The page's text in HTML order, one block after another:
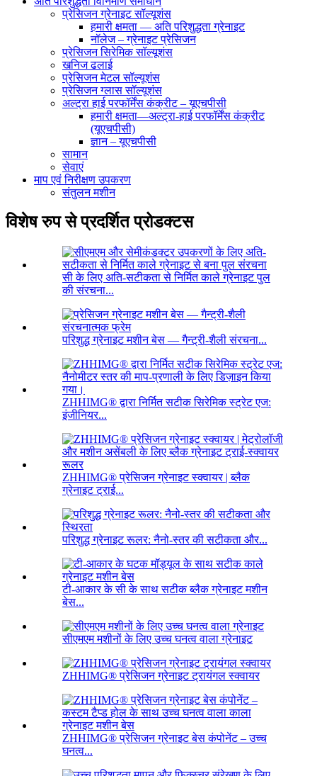
प्रेसिजन ग्रेनाइट सॉल्यूशंस
हमारी क्षमता — अति परिशुद्धता ग्रेनाइट
नॉलेज – ग्रेनाइट प्रेसिजन
प्रेसिजन सिरेमिक सॉल्यूशंस
खनिज ढलाई
प्रेसिजन मेटल सॉल्यूशंस
प्रेसिजन ग्लास सॉल्यूशंस
अल्ट्रा हाई परफॉर्मेंस कंक्रीट – यूएचपीसी
हमारी क्षमता—अल्ट्रा-हाई परफॉर्मेंस कंक्रीट
(यूएचपीसी)
ज्ञान – यूएचपीसी
सामान
सेवाएं
माप एवं निरीक्षण उपकरण
संतुलन मशीन
विशेष रुप से प्रदर्शित प्रोडक्टस
सी के लिए अति-सटीकता से निर्मित काले ग्रेनाइट पुल
की संरचना...
परिशुद्ध ग्रेनाइट मशीन बेस — गैन्ट्री-शैली संरचना...
ZHHIMG® द्वारा निर्मित सटीक सिरेमिक स्ट्रेट एज:
इंजीनियर...
ZHHIMG® प्रेसिजन ग्रेनाइट स्क्वायर | ब्लैक
ग्रेनाइट ट्राई...
परिशुद्ध ग्रेनाइट रूलर: नैनो-स्तर की सटीकता और...
टी-आकार के सी के साथ सटीक ब्लैक ग्रेनाइट मशीन
बेस...
सीएमएम मशीनों के लिए उच्च घनत्व वाला ग्रेनाइट
ZHHIMG® प्रेसिजन ग्रेनाइट ट्रायंगल स्क्वायर
ZHHIMG® प्रेसिजन ग्रेनाइट बेस कंपोनेंट – उच्च
घनत्व...